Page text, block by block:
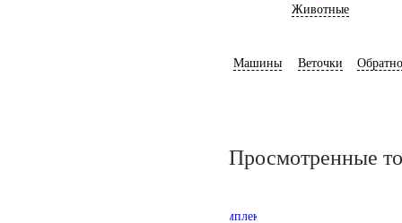
Животные
Машины Веточки
Просмотренные